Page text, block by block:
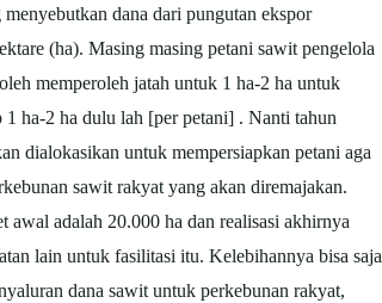
dana dari pungutan ekspor
(ha). Masing masing petani sawit pengelola
memperoleh jatah untuk 1 ha-2 ha untuk
ha-2 ha dulu lah [per petani] . Nanti tahun
dialokasikan untuk mempersiapkan petani aga
sawit rakyat yang akan diremajakan.
awal adalah 20.000 ha dan realisasi akhirnya
lain untuk fasilitasi itu. Kelebihannya bisa saja
dana sawit untuk perkebunan rakyat,